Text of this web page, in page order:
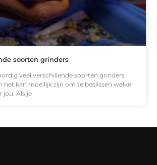
soorten grinders
veel verschillende soorten grinders
het kan moeilijk zijn om te beslissen welke
jou. Als je